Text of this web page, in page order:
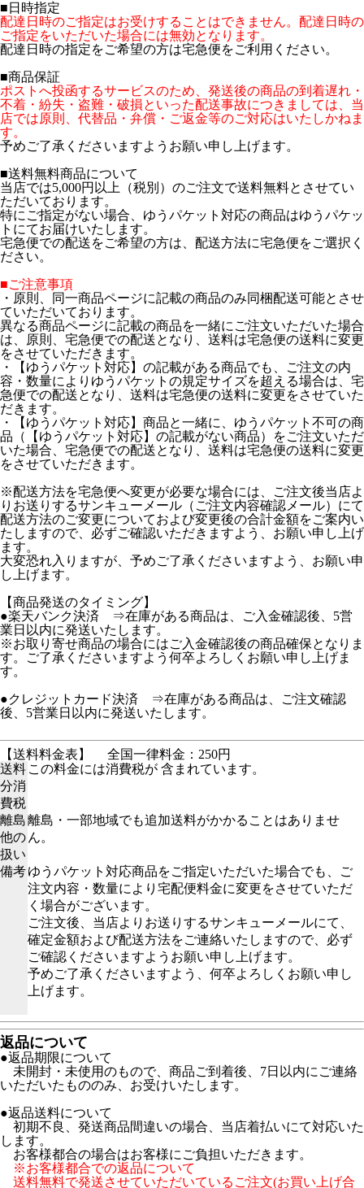
■日時指定
配達日時のご指定はお受けすることはできません。配達日時の
ご指定をいただいた場合には無効となります。
配達日時の指定をご希望の方は宅急便をご利用ください。
■商品保証
ポストへ投函するサービスのため、発送後の商品の到着遅れ・
不着・紛失・盗難・破損といった配送事故につきましては、当
店では原則、代替品・弁償・ご返金等のご対応はいたしかねま
す。
予めご了承くださいますようお願い申し上げます。
■送料無料商品について
当店では5,000円以上（税別）のご注文で送料無料とさせてい
ただいております。
特にご指定がない場合、ゆうパケット対応の商品はゆうパケッ
トにてお届けいたします。
宅急便での配送をご希望の方は、配送方法に宅急便をご選択く
ださい。
■ご注意事項
・原則、同一商品ページに記載の商品のみ同梱配送可能とさせ
ていただいております。
異なる商品ページに記載の商品を一緒にご注文いただいた場合
は、原則、宅急便での配送となり、送料は宅急便の送料に変更
をさせていただきます。
・【ゆうパケット対応】の記載がある商品でも、ご注文の内
容・数量によりゆうパケットの規定サイズを超える場合は、宅
急便での配送となり、送料は宅急便の送料に変更をさせていた
だきます。
・【ゆうパケット対応】商品と一緒に、ゆうパケット不可の商
品（【ゆうパケット対応】の記載がない商品）をご注文いただ
いた場合、宅急便での配送となり、送料は宅急便の送料に変更
をさせていただきます。
※配送方法を宅急便へ変更が必要な場合には、ご注文後当店よ
りお送りするサンキューメール（ご注文内容確認メール）にて
配送方法のご変更についておよび変更後の合計金額をご案内い
たしますので、必ずご確認いただきますよう、お願い申し上げ
ます。
大変恐れ入りますが、予めご了承くださいますよう、お願い申
し上げます。
【商品発送のタイミング】
●楽天バンク決済 ⇒在庫がある商品は、ご入金確認後、5営
業日以内に発送いたします。
※お取り寄せ商品の場合にはご入金確認後の商品確保となりま
す。ご了承くださいますよう何卒よろしくお願い申し上げま
す。
●クレジットカード決済 ⇒在庫がある商品は、ご注文確認
後、5営業日以内に発送いたします。
【送料料金表】
全国一律料金：250円
送料
分消
費税
この料金には消費税が 含まれています。
離島
他の
扱い
離島・一部地域でも追加送料がかかることはありませ
ん。
備考ゆうパケット対応商品をご指定いただいた場合でも、ご
注文内容・数量により宅配便料金に変更をさせていただ
く場合がございます。
ご注文後、当店よりお送りするサンキューメールにて、
確定金額および配送方法をご連絡いたしますので、必ず
ご確認くださいますようお願い申し上げます。
予めご了承くださいますよう、何卒よろしくお願い申し
上げます。
返品について
●返品期限について
未開封・未使用のもので、商品ご到着後、7日以内にご連絡
いただいたもののみ、お受けいたします。
●返品送料について
初期不良、発送商品間違いの場合、当店着払いにて対応いた
します。
お客様都合の場合はお客様にご負担いただきます。
※お客様都合での返品について
送料無料で発送させていただいているご注文(お買い上げ合